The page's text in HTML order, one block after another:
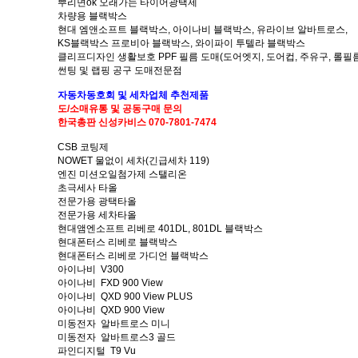
뿌리면ok 오래가는 타이어광택제
차량용 블랙박스
현대 엠앤소프트 블랙박스, 아이나비 블랙박스, 유라이브 알바트로스,
KS블랙박스 프로비아 블랙박스, 와이파이 투텔라 블랙박스
클리프디자인 생활보호 PPF 필름 도매(도어엣지, 도어컵, 주유구, 롤필
썬팅 및 랩핑 공구 도매전문점
자동차동호회 및 세차업체 추천제품
도/소매 유통 및 공동구매 문의
한국총판 신성카비스 070-7801-7474
CSB 코팅제
NOWET 물없이 세차(긴급세차 119)
엔진 미션오일첨가제 스탤리온
초극세사 타올
전문가용 광택타올
전문가용 세차타올
현대앰엔소프트 리베로 401DL, 801DL 블랙박스
현대폰터스 리베로 블랙박스
현대폰터스 리베로 가디언 블랙박스
아이나비 V300
아이나비 FXD 900 View
아이나비 QXD 900 View PLUS
아이나비 QXD 900 View
미동전자 알바트로스 미니
미동전자 알바트로스3 골드
파인디지털 T9 Vu